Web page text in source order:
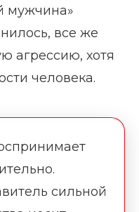
мужчина»
все же
агрессию, хотя
человека.
сильной